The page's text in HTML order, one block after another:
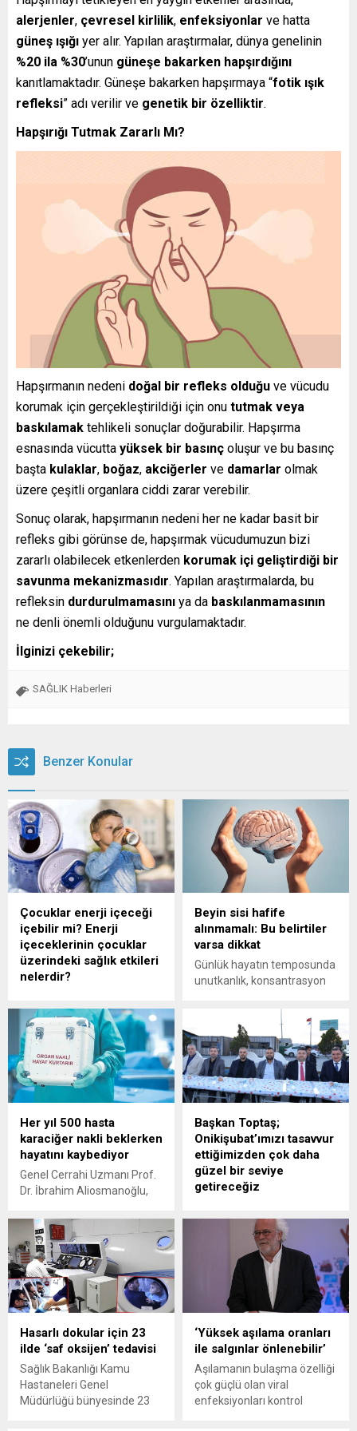
alerjenler, çevresel kirlilik, enfeksiyonlar ve hatta
güneş ışığı yer alır. Yapılan araştırmalar, dünya genelinin
%20 ila %30’unun güneşe bakarken hapşırdığını
kanıtlamaktadır. Güneşe bakarken hapşırmaya “fotik ışık
refleksi” adı verilir ve genetik bir özelliktir.
Hapşırığı Tutmak Zararlı Mı?
Hapşırmanın nedeni doğal bir refleks olduğu ve vücudu
korumak için gerçekleştirildiği için onu tutmak veya
baskılamak tehlikeli sonuçlar doğurabilir. Hapşırma
esnasında vücutta yüksek bir basınç oluşur ve bu basınç
başta kulaklar, boğaz, akciğerler ve damarlar olmak
üzere çeşitli organlara ciddi zarar verebilir.
Sonuç olarak, hapşırmanın nedeni her ne kadar basit bir
refleks gibi görünse de, hapşırmak vücudumuzun bizi
zararlı olabilecek etkenlerden korumak içi geliştirdiği bir
savunma mekanizmasıdır. Yapılan araştırmalarda, bu
refleksin durdurulmamasını ya da baskılanmamasının
ne denli önemli olduğunu vurgulamaktadır.
İlginizi çekebilir;
SAĞLIK Haberleri
Benzer Konular
Çocuklar enerji içeceği
içebilir mi? Enerji
içeceklerinin çocuklar
üzerindeki sağlık etkileri
nelerdir?
üzerindeki sağlık etkileri,
yüksek kafein ve şeker
içerikleriyle kalp, psikolojik
ve fiziksel sorunlara yol
açabiliyor. Uzmanlar,
ebeveynlerin bilinçli
sağlıklı içecek alışkanlıkları
kazandırmalarını öneriyor.
Beyin sisi hafife
alınmamalı: Bu belirtiler
varsa dikkat
Günlük hayatın temposunda
unutkanlık, konsantrasyon
yorgunluk yaşayanların
sayısının giderek arttığını
belirten Nöroloji Ana Bilim
Dalı Dr. Öğretim Üyesi
Demet Aygün Üstel, “Bu
durum halk arasında ‘beyin
birçok kişi için yaşam
kalitesini ciddi şekilde
etkiliyor” dedi.
Her yıl 500 hasta
karaciğer nakli beklerken
hayatını kaybediyor
Genel Cerrahi Uzmanı Prof.
Dr. İbrahim Aliosmanoğlu,
yetersizliğe dikkat çekti.
Türkiye’de yılda ortalama bin
700-bin 800 arası karaciğer
nakli gerçekleştirildiğini
belirten Prof. Dr.
Aliosmanoğlu, buna rağmen
hastanın nakil bekleme
listelerinde olduğunu
söyledi. Prof. Dr.
Aliosmanoğlu, “Maalesef,
yılda yaklaşık 500 hasta
Başkan Toptaş;
Onikişubat’ımızı tasavvur
ettiğimizden çok daha
güzel bir seviye
getireceğiz
aileleriyle iftarda bir araya
gelen Onikişubat Belediye
Başkanı Hanifi Toptaş,
çalışmalarından dolayı
personele teşekkür ederek,
“Çalışma arkadaşlarımızla
Onikişubat’ımızı o
zihnimizde tasavvur
ettiğimizden çok daha güzel
bir seviye hep beraber
getireceğiz” dedi.
Hasarlı dokular için 23
ilde ‘saf oksijen’ tedavisi
Sağlık Bakanlığı Kamu
Hastaneleri Genel
Müdürlüğü bünyesinde 23
‘Yüksek aşılama oranları
ile salgınlar önlenebilir’
Aşılamanın bulaşma özelliği
çok güçlü olan viral
enfeksiyonları kontrol